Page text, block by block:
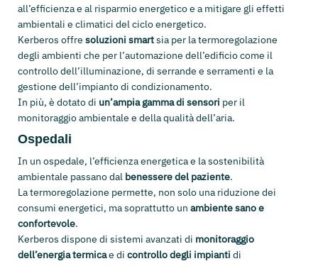
all’efficienza e al risparmio energetico e a mitigare gli effetti
ambientali e climatici del ciclo energetico.
Kerberos offre soluzioni smartsia per la termoregolazione
degli ambienti che per l’automazione dell’edificio come il
controllo dell’illuminazione, di serrande e serramenti e la
gestione dell’impianto di condizionamento.
In più, è dotato di un’ampia gamma di sensori per il
monitoraggio ambientale e della qualità dell’aria.
Ospedali
In un ospedale, l’efficienza energetica e la sostenibilità
ambientale passano dal benessere del paziente.
La termoregolazione permette, non solo una riduzione dei
consumi energetici, ma soprattutto un ambiente sano e
confortevole.
Kerberos dispone di sistemi avanzati di monitoraggio
dell’energia termicae di controllo degli impianti di